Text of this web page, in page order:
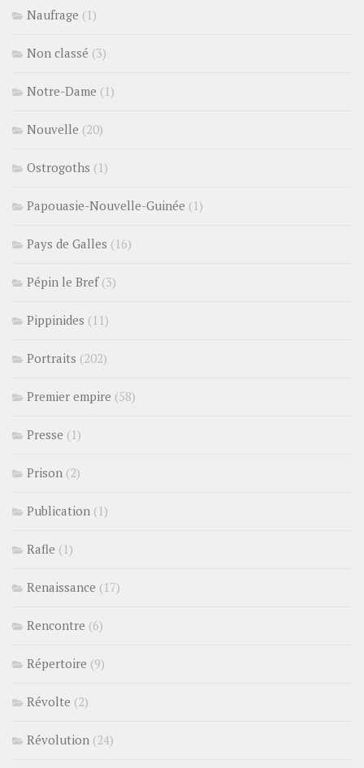
Naufrage (1)
Non classé (3)
Notre-Dame (1)
Nouvelle (20)
Ostrogoths (1)
Papouasie-Nouvelle-Guinée (1)
Pays de Galles (16)
Pépin le Bref(3)
Pippinides (11)
Portraits (202)
Premier empire (58)
Presse (1)
Prison (2)
Publication (1)
Rafle (1)
Renaissance (17)
Rencontre (6)
Répertoire (9)
Révolte (2)
Révolution (24)